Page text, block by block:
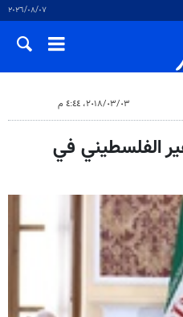
٠٧‏/٠٨‏/٢٠٢٦
٠٣‏/٠٣‏/٢٠١٨، ٤:٤٤ م
الفلسطيني في